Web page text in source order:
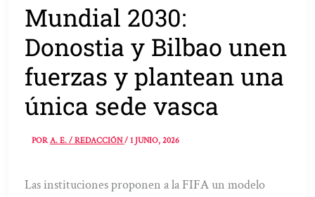
Mundial 2030:
Donostia y Bilbao unen
fuerzas y plantean una
única sede vasca
PORA. E. / REDACCIÓN/1 JUNIO, 2026
Las instituciones proponen a la FIFA un modelo